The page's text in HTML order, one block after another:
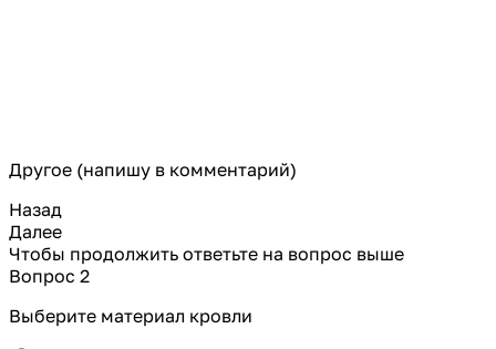
Другое (напишу в комментарий)
Назад
Далее
Чтобы продолжить ответьте на вопрос выше
Вопрос 2
Выберите материал кровли